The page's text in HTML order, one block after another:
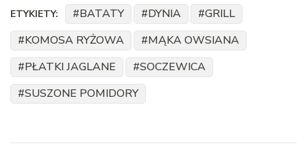
ETYKIETY: BATATY DYNIA
GRILL
KOMOSA RYŻOWA
MĄKA OWSIANA
PŁATKI JAGLANE
SOCZEWICA
SUSZONE POMIDORY